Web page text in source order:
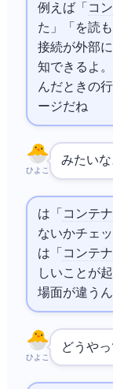
例えば「 コ
た」「/etc/passwd
接続が外部
知できるよ
んだときの
ージだね
ひよこ
みたいな
は「 コンテナ
ないかチェッ
は「 コンテナ
しいことが
場面が違う
ひよこ
どうやっ